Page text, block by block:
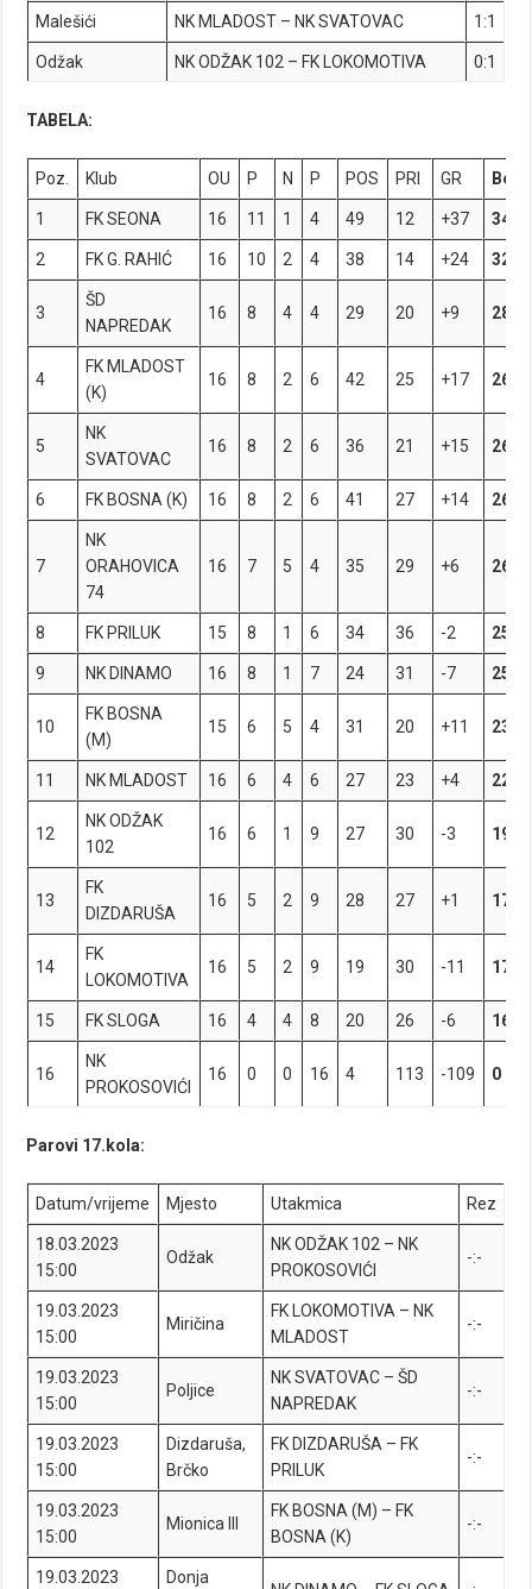
Malešići NK MLADOST – NK SVATOVAC 1:1
Odžak NK ODŽAK 102 – FK LOKOMOTIVA 0:1
TABELA:
Poz. Klub OU P N P POS PRI GR Bod
1 FK SEONA 16 11 1 4 49 12 +37 34
2 FK G. RAHIĆ 16 10 2 4 38 14 +24 32
3
ŠD
NAPREDAK
16 8 4 4 29 20 +9 28
4
FK MLADOST
(K)
16 8 2 6 42 25 +17 26
5
NK
SVATOVAC
16 8 2 6 36 21 +15 26
6 FK BOSNA (K) 16 8 2 6 41 27 +14 26
7
NK
ORAHOVICA
74
16 7 5 4 35 29 +6 26
8 FK PRILUK 15 8 1 6 34 36 -2 25
9 NK DINAMO 16 8 1 7 24 31 -7 25
10
FK BOSNA
(M)
15 6 5 4 31 20 +11 23
11 NK MLADOST 16 6 4 6 27 23 +4 22
12
NK ODŽAK
102
16 6 1 9 27 30 -3 19
13
FK
DIZDARUŠA
16 5 2 9 28 27 +1 17
14
FK
LOKOMOTIVA
16 5 2 9 19 30 -11 17
15 FK SLOGA 16 4 4 8 20 26 -6 16
16
NK
PROKOSOVIĆI
16 0 0 16 4 113 -109 0
Parovi 17.kola:
Datum/vrijeme Mjesto Utakmica Rez
18.03.2023
15:00
Odžak
NK ODŽAK 102 – NK
PROKOSOVIĆI
-:-
19.03.2023
15:00
Miričina
FK LOKOMOTIVA – NK
MLADOST
-:-
19.03.2023
15:00
Poljice
NK SVATOVAC – ŠD
NAPREDAK
-:-
19.03.2023
15:00
Dizdaruša,
Brčko
FK DIZDARUŠA – FK
PRILUK
-:-
19.03.2023
15:00
Mionica III
FK BOSNA (M) – FK
BOSNA (K)
-:-
19.03.2023 Donja